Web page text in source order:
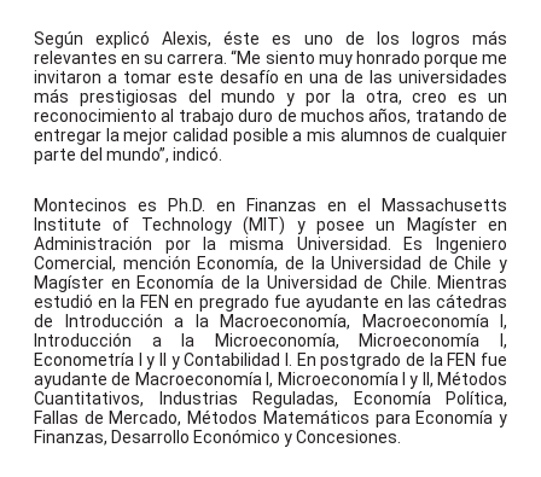
Según explicó Alexis, éste es uno de los logros más
relevantes en su carrera. “Me siento muy honrado porque me
invitaron a tomar este desafío en una de las universidades
más prestigiosas del mundo y por la otra, creo es un
reconocimiento al trabajo duro de muchos años, tratando de
entregar la mejor calidad posible a mis alumnos de cualquier
parte del mundo”, indicó.
Montecinos es Ph.D. en Finanzas en el Massachusetts
Institute of Technology (MIT) y posee un Magíster en
Administración por la misma Universidad. Es Ingeniero
Comercial, mención Economía, de la Universidad de Chile y
Magíster en Economía de la Universidad de Chile. Mientras
estudió en la FEN en pregrado fue ayudante en las cátedras
de Introducción a la Macroeconomía, Macroeconomía I,
Introducción a la Microeconomía, Microeconomía I,
Econometría I y II y Contabilidad I. En postgrado de la FEN fue
ayudante de Macroeconomía I, Microeconomía I y II, Métodos
Cuantitativos, Industrias Reguladas, Economía Política,
Fallas de Mercado, Métodos Matemáticos para Economía y
Finanzas, Desarrollo Económico y Concesiones.